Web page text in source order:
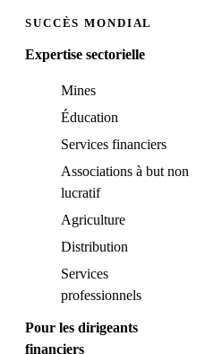
SUCCÈS MONDIAL
Expertise sectorielle
Mines
Éducation
Services financiers
Associations à but non
lucratif
Agriculture
Distribution
Services
professionnels
Pour les dirigeants
financiers